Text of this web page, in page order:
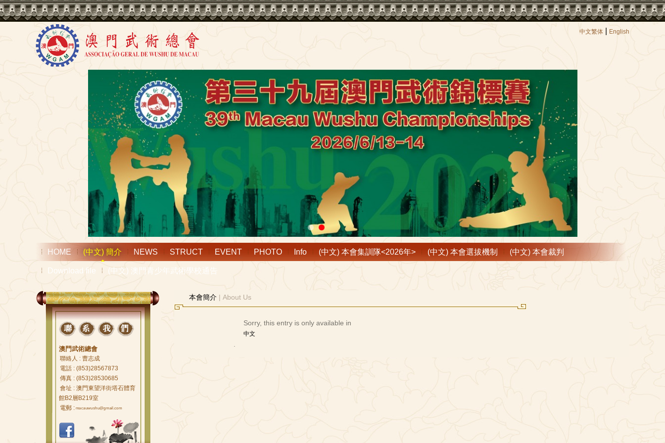
中文繁体 English
HOME (中文) 簡介 NEWS STRUCT EVENT PHOTO Info (中文) 本會集訓隊<2026年> (中文) 本會選拔機制 (中文) 本會裁判
Download file (中文) 澳門青少年武術學校通告
澳門武術總會
聯絡人 : 曹志成
電話 : (853)28567873
傳真 : (853)28530685
會址 : 澳門東望洋街塔石體育
館B2層B219室
電郵 : macauwushu@gmail.com
本會簡介 | About Us
Sorry, this entry is only available in
中文